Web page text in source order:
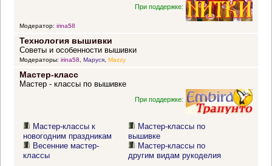
При поддержке:
Модератор: irina58
Технология вышивки
Советы и особенности вышивки
Модераторы: irina58, Маруся, Mazzy
Мастер-класс
Мастер - классы по вышивке
При поддержке:
Мастер-классы к
новогодним праздникам
Весенние мастер-
классы
Мастер-классы по
вышивке
Мастер-классы по
другим видам рукоделия